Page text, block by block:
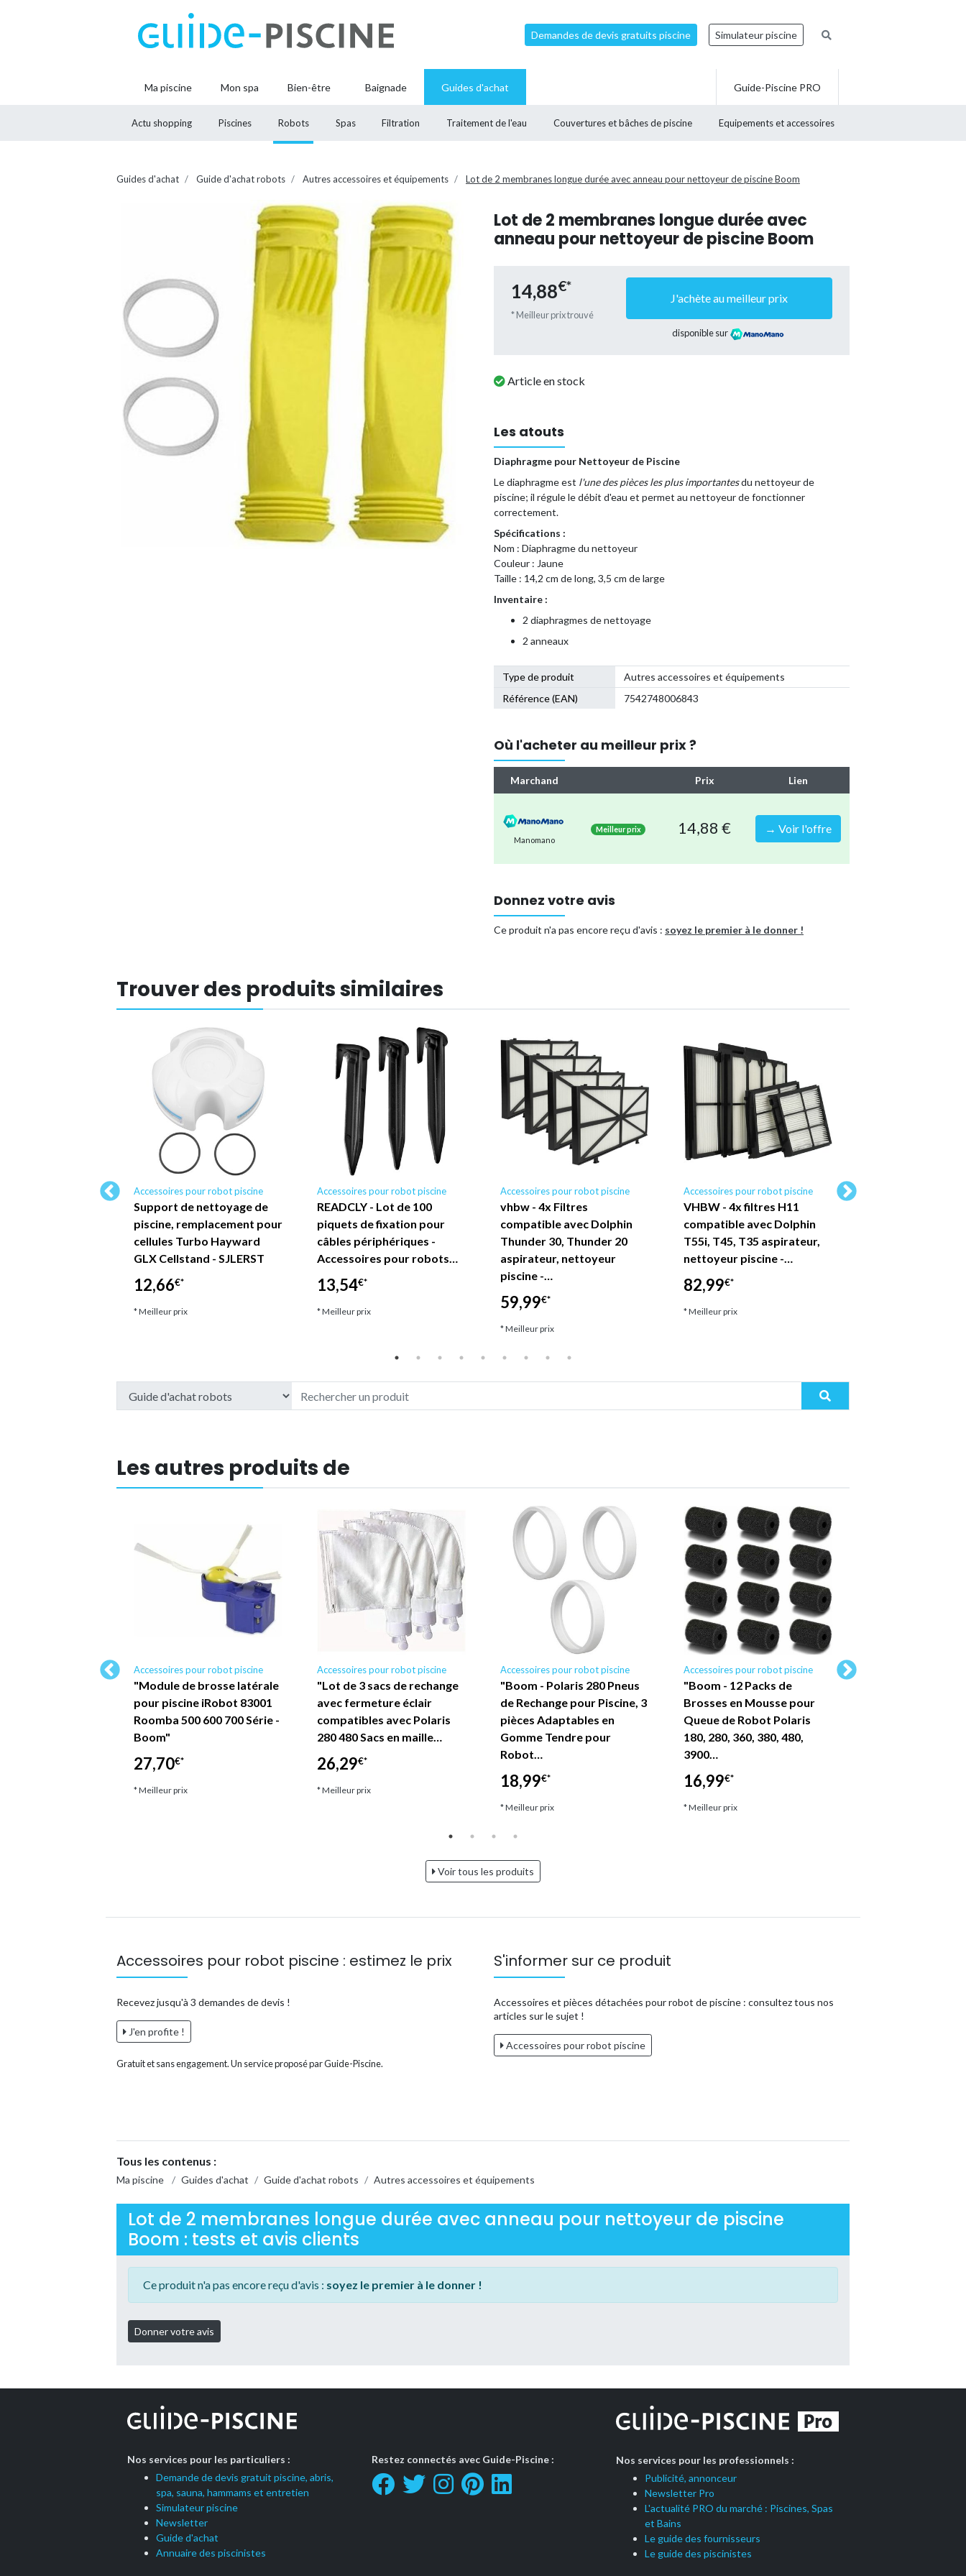
Demandes de devis gratuits piscine Simulateur piscine
Ma piscine Mon spa Bien-être Baignade Guides d'achat
Actu shopping Piscines Robots Spas Filtration Traitement de l'eau Couvertures et bâches de piscine Equipements et accessoires
Guide-Piscine PRO
Guides d'achat Guide d'achat robots Autres accessoires et équipements Lot de 2 membranes longue durée avec anneau pour nettoyeur de piscine Boom
Lot de 2 membranes longue durée avec
anneau pour nettoyeur de piscine Boom
14,88€*
* Meilleur prix trouvé
J'achète au meilleur prix
disponible sur
Article en stock
Les atouts
Diaphragme pour Nettoyeur de Piscine
Le diaphragme est l'une des pièces les plus importantesdu nettoyeur de
piscine; il régule le débit d'eau et permet au nettoyeur de fonctionner
correctement.
Spécifications :
Nom : Diaphragme du nettoyeur
Couleur : Jaune
Taille : 14,2 cm de long, 3,5 cm de large
Inventaire :
2 diaphragmes de nettoyage
2 anneaux
Type de produit
Autres accessoires et équipements
Référence (EAN)
7542748006843
Où l'acheter au meilleur prix ?
Marchand Prix Lien
Manomano
Meilleur prix 14,88 € → Voir l'offre
Donnez votre avis
Ce produit n'a pas encore reçu d'avis : soyez le premier à le donner !
Trouver des produits similaires
Accessoires pour robot piscine
Support de nettoyage de
piscine, remplacement pour
cellules Turbo Hayward
GLX Cellstand - SJLERST
12,66€*
* Meilleur prix
Accessoires pour robot piscine
READCLY - Lot de 100
piquets de fixation pour
câbles périphériques -
Accessoires pour robots…
13,54€*
* Meilleur prix
Accessoires pour robot piscine
vhbw - 4x Filtres
compatible avec Dolphin
Thunder 30, Thunder 20
aspirateur, nettoyeur
piscine -…
59,99€*
* Meilleur prix
Accessoires pour robot piscine
VHBW - 4x filtres H11
compatible avec Dolphin
T55i, T45, T35 aspirateur,
nettoyeur piscine -…
82,99€*
* Meilleur prix
Les autres produits de
Accessoires pour robot piscine
"Module de brosse latérale
pour piscine iRobot 83001
Roomba 500 600 700 Série -
Boom"
27,70€*
* Meilleur prix
Accessoires pour robot piscine
"Lot de 3 sacs de rechange
avec fermeture éclair
compatibles avec Polaris
280 480 Sacs en maille…
26,29€*
* Meilleur prix
Accessoires pour robot piscine
"Boom - Polaris 280 Pneus
de Rechange pour Piscine, 3
pièces Adaptables en
Gomme Tendre pour
Robot…
18,99€*
* Meilleur prix
Accessoires pour robot piscine
"Boom - 12 Packs de
Brosses en Mousse pour
Queue de Robot Polaris
180, 280, 360, 380, 480,
3900…
16,99€*
* Meilleur prix
Voir tous les produits
Accessoires pour robot piscine : estimez le prix
Recevez jusqu'à 3 demandes de devis !
J'en profite !
Gratuit et sans engagement. Un service proposé par Guide-Piscine.
S'informer sur ce produit
Accessoires et pièces détachées pour robot de piscine : consultez tous nos
articles sur le sujet !
Accessoires pour robot piscine
Tous les contenus :
Ma piscine / Guides d'achat / Guide d'achat robots / Autres accessoires et équipements
Lot de 2 membranes longue durée avec anneau pour nettoyeur de piscine
Boom : tests et avis clients
Ce produit n'a pas encore reçu d'avis : soyez le premier à le donner !
Nos services pour les particuliers :
Demande de devis gratuit piscine, abris,
spa, sauna, hammams et entretien
Simulateur piscine
Newsletter
Guide d'achat
Annuaire des piscinistes
Restez connectés avec Guide-Piscine :
Nos services pour les professionnels :
Publicité, annonceur
Newsletter Pro
L'actualité PRO du marché : Piscines, Spas
et Bains
Le guide des fournisseurs
Le guide des piscinistes